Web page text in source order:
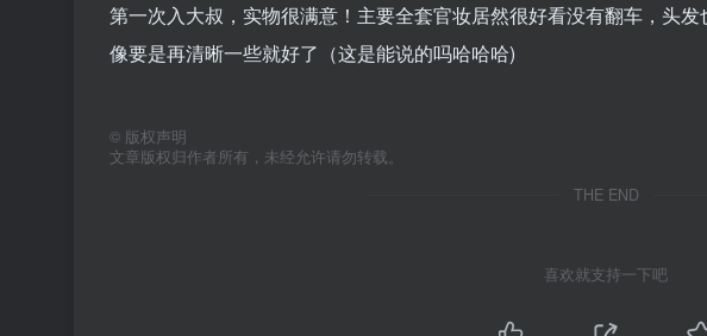
第一次入大叔，实物很满意！主要全套官妆居然很好看没有翻车，头
像要是再清晰一些就好了（这是能说的吗哈哈哈)
© 版权声明
文章版权归作者所有，未经允许请勿转载。
THE END
喜欢就支持一下吧